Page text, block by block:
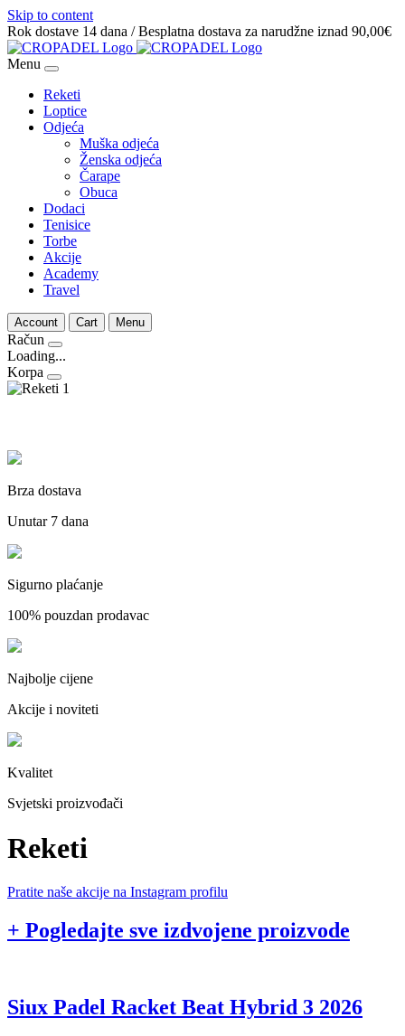
Skip to content
Rok dostave 14 dana / Besplatna dostava za narudžne iznad 90,00€
Menu
Reketi
Loptice
Odjeća
Muška odjeća
Ženska odjeća
Čarape
Obuca
Dodaci
Tenisice
Torbe
Akcije
Academy
Travel
Account Cart Menu
Račun
Loading...
Korpa
Brza dostava
Unutar 7 dana
Sigurno plaćanje
100% pouzdan prodavac
Najbolje cijene
Akcije i noviteti
Kvalitet
Svjetski proizvođači
Reketi
Pratite naše akcije na Instagram profilu
+ Pogledajte sve izdvojene proizvode
Siux Padel Racket Beat Hybrid 3 2026